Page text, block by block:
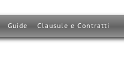
Guide Clausule e Contratti